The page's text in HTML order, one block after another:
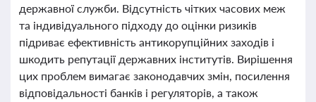
державної служби. Відсутність чітких часових меж
та індивідуального підходу до оцінки ризиків
підриває ефективність антикорупційних заходів і
шкодить репутації державних інститутів. Вирішення
цих проблем вимагає законодавчих змін, посилення
відповідальності банків і регуляторів, а також